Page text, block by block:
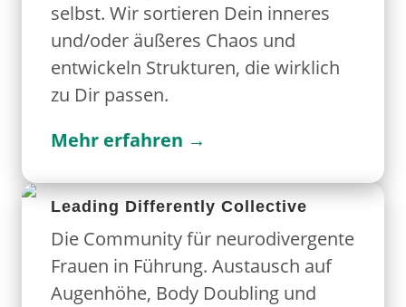
selbst. Wir sortieren Dein inneres
und/oder äußeres Chaos und
entwickeln Strukturen, die wirklich
zu Dir passen.
Mehr erfahren →
Leading Differently Collective
Die Community für neurodivergente
Frauen in Führung. Austausch auf
Augenhöhe, Body Doubling und